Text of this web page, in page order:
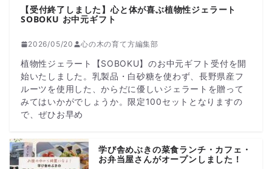
【受付終了しました】心と体が喜ぶ植物性ジェラート
SOBOKU お中元ギフト
2026/05/20 心の木の育て方編集部
植物性ジェラート【SOBOKU】のお中元ギフト受付を開
始いたしました。乳製品・白砂糖を使わず、長野県産フ
ルーツを使用した、からだに優しいジェラートを贈って
みてはいかがでしょうか。限定100セットとなりますの
で、ぜひお早め
学び舎めぶきの菜食ランチ・カフェ・
お弁当屋さんがオープンしました！